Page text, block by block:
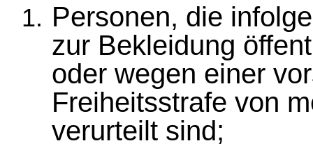
Personen, die
zur Bekleidung
oder wegen einer
Freiheitsstrafe von
verurteilt sind;